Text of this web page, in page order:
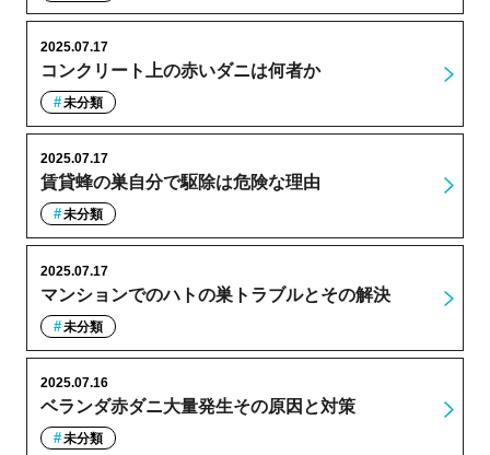
コンクリート上の赤いダニは何者か
2025.07.17
未分類
賃貸蜂の巣自分で駆除は危険な理由
2025.07.17
未分類
マンションでのハトの巣トラブルとその解決
2025.07.17
未分類
ベランダ赤ダニ大量発生その原因と対策
2025.07.16
未分類